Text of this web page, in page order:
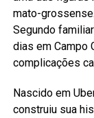
mato-
Segundo
dias em Campo
complicações
Nascido em
construiu sua